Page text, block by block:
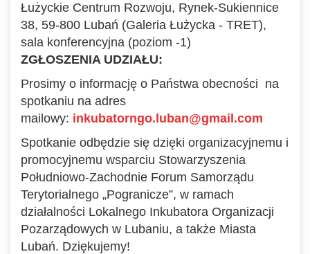
Łużyckie Centrum Rozwoju, Rynek-Sukiennice
38, 59-800 Lubań (Galeria Łużycka - TRET),
sala konferencyjna (poziom -1)
ZGŁOSZENIA UDZIAŁU:
Prosimy o informację o Państwa obecności na
spotkaniu na adres
mailowy: inkubatorngo.luban@gmail.com
Spotkanie odbędzie się dzięki organizacyjnemu i
promocyjnemu wsparciu Stowarzyszenia
Południowo-Zachodnie Forum Samorządu
Terytorialnego „Pogranicze”, w ramach
działalności Lokalnego Inkubatora Organizacji
Pozarządowych w Lubaniu, a także Miasta
Lubań. Dziękujemy!